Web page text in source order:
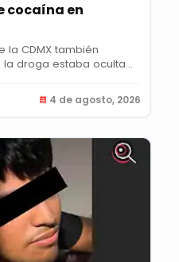
cocaína en
la CDMX también
la droga estaba oculta
4 de agosto, 2026